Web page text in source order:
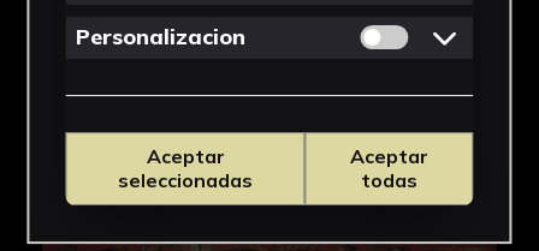
Personalizacion Permitir cookies
Aceptar
seleccionadas
Aceptar
todas